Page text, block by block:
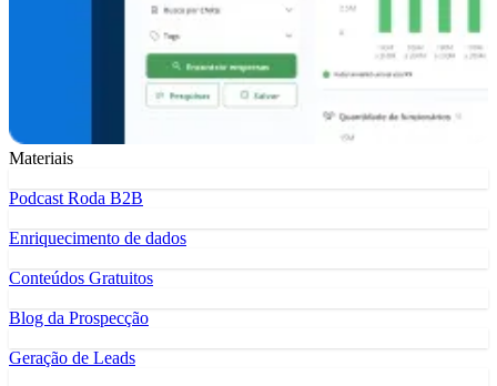
Materiais
Podcast Roda B2B
Enriquecimento de dados
Conteúdos Gratuitos
Blog da Prospecção
Geração de Leads